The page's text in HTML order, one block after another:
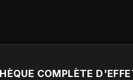
COMPLÈTE